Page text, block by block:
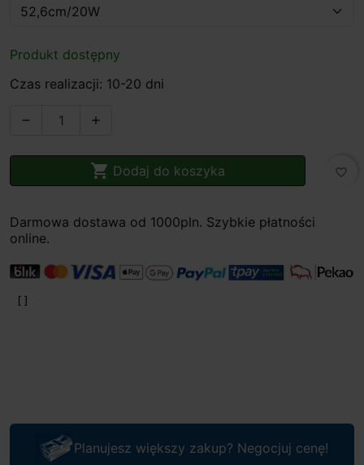
Produkt dostępny
Czas realizacji: 10-20 dni
 
 Dodaj do koszyka favorite_border
Darmowa dostawa od 1000pln. Szybkie płatności
online.
Planujesz większy zakup? Negocjuj cenę!